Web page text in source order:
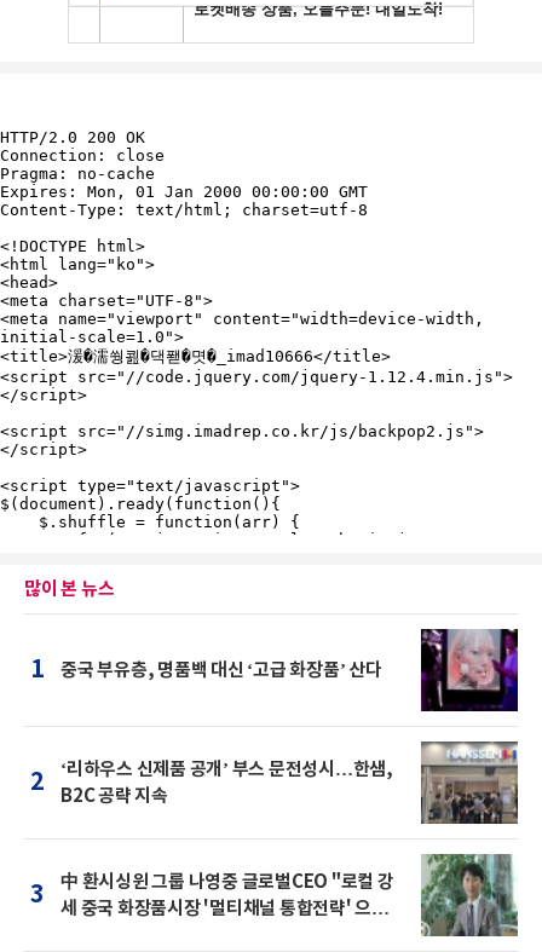
많이 본 뉴스
1 중국 부유층, 명품백 대신 ‘고급 화장품’ 산다
2
‘리하우스 신제품 공개’ 부스 문전성시…한샘,
B2C 공략 지속
3
中 환시싱윈 그룹 나영중 글로벌CEO "로컬 강
세 중국 화장품시장 '멀티채널 통합전략' 으로